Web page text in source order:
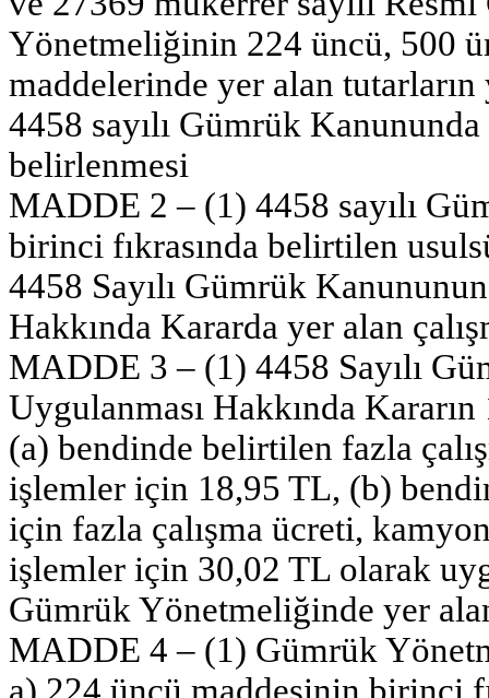
Yönetmeliğinin 224 üncü, 500
maddelerinde yer alan
4458 sayılı Gümrük
belirlenmesi
MADDE 2 – (1) 4458 sayılı
birinci fıkrasında belirtilen
4458 Sayılı Gümrük
Hakkında Kararda yer alan
MADDE 3 – (1) 4458 Sayılı
Uygulanması Hakkında
(a) bendinde belirtilen fazla
işlemler için 18,95 TL, (b)
için fazla çalışma ücreti,
işlemler için 30,02 TL olarak
Gümrük Yönetmeliğinde yer
MADDE 4 – (1) Gümrük